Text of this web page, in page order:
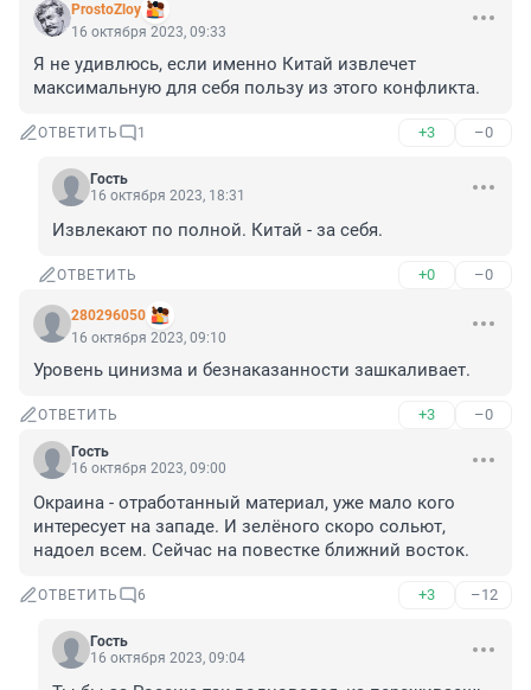
ProstoZloy
16 октября 2023, 09:33
Я не удивлюсь, если именно Китай извлечет
максимальную для себя пользу из этого конфликта.
ОТВЕТИТЬ 1 +3 –0
Гость
16 октября 2023, 18:31
Извлекают по полной. Китай - за себя.
ОТВЕТИТЬ +0 –0
280296050
16 октября 2023, 09:10
Уровень цинизма и безнаказанности зашкаливает.
ОТВЕТИТЬ +3 –0
Гость
16 октября 2023, 09:00
Окраина - отработанный материал, уже мало кого
интересует на западе. И зелёного скоро сольют,
надоел всем. Сейчас на повестке ближний восток.
ОТВЕТИТЬ 6 +3 –12
Гость
16 октября 2023, 09:04